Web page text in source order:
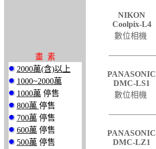
畫 素
2000萬(含)以上
1000~2000萬
1000萬 停售
800萬 停售
700萬 停售
600萬 停售
500萬 停售
NIKON
Coolpix-L4
數位相機
PANASONIC
DMC-LS1
數位相機
PANASONIC
DMC-LZ1